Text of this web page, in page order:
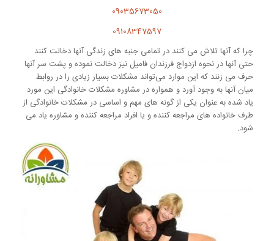
09035673050
09108347597
چرا که آنها تلاش می ‌کنند در تمامی جنبه ‌های زندگی آنها دخالت کنند
حتی آنها در نحوه ازدواج فرزندان فامیل نیز دخالت نموده و پشت سر آنها
حرف می ‌زنند که این موارد می‌تواند مشکلات بسیار زیادی را در روابط
میان آنها به وجود آورد و همواره در مشاوره مشکلات خانوادگی این مورد
یاد شده به عنوان یکی از گونه های مهم و اساسی در مشکلات خانوادگی از
طرف خانواده های مراجعه کننده و یا افراد مراجعه کننده و مشاوره یاد می
‌شود.